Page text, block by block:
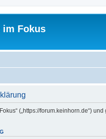
im Fokus
(„https://forum.keinhorn.de“)